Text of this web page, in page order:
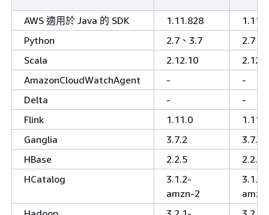
AWS 適用於 Java 的 SDK 1.11.828
Python
2.7、3.7
2.7、
Scala
2.12.10
AmazonCloudWatchAgent
-
-
Delta
-
-
Flink
1.11.0
1.11.0
Ganglia
3.7.2
3.7.2
HBase
2.2.5
2.2.5
HCatalog
3.1.2-
amzn-2
3.1.2-